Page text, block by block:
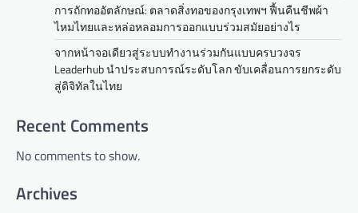
การถักทออัตลักษณ์: ตลาดสิ่งทอของกรุงเทพฯ ฟื้นคืนชีพผ้า
ไหมไทยและหล่อหลอมการออกแบบร่วมสมัยอย่างไร
จากหน้าจอเดียวสู่ระบบทำงานร่วมกันแบบครบวงจร
Leaderhub นำประสบการณ์ระดับโลก ขับเคลื่อนการยกระดับ
สู่ดิจิทัลในไทย
Recent Comments
No comments to show.
Archives